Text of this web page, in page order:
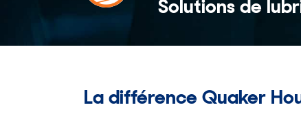
Solutions de
La différence Quaker